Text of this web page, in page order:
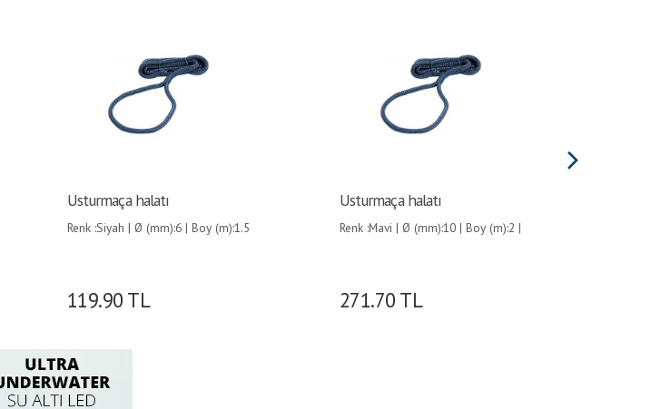
Usturmaça halatı
Renk :Siyah | Ø (mm):6 | Boy (m):1.5
119.90 TL
Usturmaça halatı
Renk :Mavi | Ø (mm):10 | Boy (m):2 |
271.70 TL